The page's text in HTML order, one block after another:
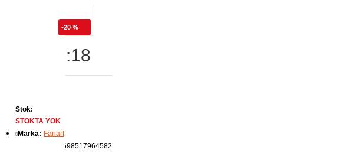
-20 %
No:18
Stok:
STOKTA YOK
Marka: Fanart
8698517964582